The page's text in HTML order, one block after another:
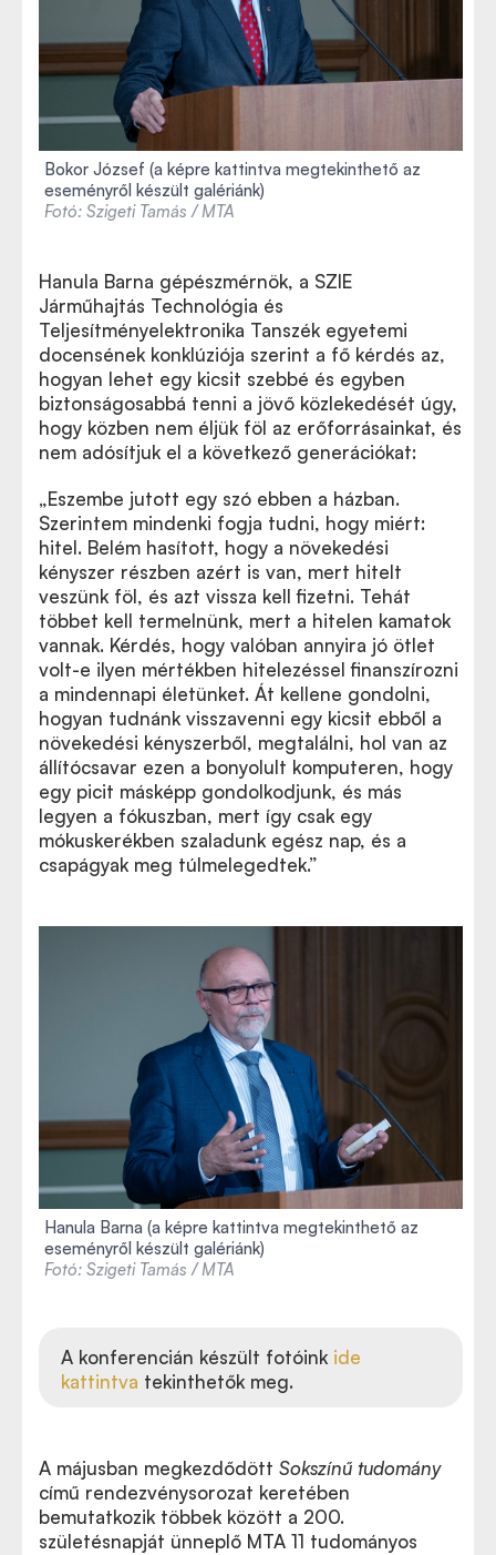
Bokor József (a képre kattintva megtekinthető az
eseményről készült galériánk)
Fotó: Szigeti Tamás / MTA
Hanula Barna gépészmérnök, a SZIE
Járműhajtás Technológia és
Teljesítményelektronika Tanszék egyetemi
docensének konklúziója szerint a fő kérdés az,
hogyan lehet egy kicsit szebbé és egyben
biztonságosabbá tenni a jövő közlekedését úgy,
hogy közben nem éljük föl az erőforrásainkat, és
nem adósítjuk el a következő generációkat:
„Eszembe jutott egy szó ebben a házban.
Szerintem mindenki fogja tudni, hogy miért:
hitel. Belém hasított, hogy a növekedési
kényszer részben azért is van, mert hitelt
veszünk föl, és azt vissza kell fizetni. Tehát
többet kell termelnünk, mert a hitelen kamatok
vannak. Kérdés, hogy valóban annyira jó ötlet
volt-e ilyen mértékben hitelezéssel finanszírozni
a mindennapi életünket. Át kellene gondolni,
hogyan tudnánk visszavenni egy kicsit ebből a
növekedési kényszerből, megtalálni, hol van az
állítócsavar ezen a bonyolult komputeren, hogy
egy picit másképp gondolkodjunk, és más
legyen a fókuszban, mert így csak egy
mókuskerékben szaladunk egész nap, és a
csapágyak meg túlmelegedtek.”
Hanula Barna (a képre kattintva megtekinthető az
eseményről készült galériánk)
Fotó: Szigeti Tamás / MTA
A konferencián készült fotóink ide
kattintva tekinthetők meg.
A májusban megkezdődött Sokszínű tudomány
című rendezvénysorozat keretében
bemutatkozik többek között a 200.
születésnapját ünneplő MTA 11 tudományos